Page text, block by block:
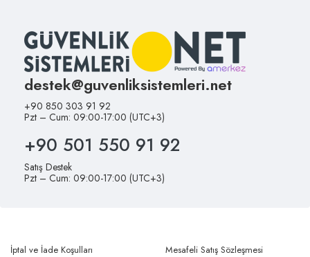
destek@guvenliksistemleri.net
+90 850 303 91 92
Pzt – Cum: 09:00-17:00 (UTC+3)
+90 501 550 91 92
Satış Destek
Pzt – Cum: 09:00-17:00 (UTC+3)
İptal ve İade Koşulları
Mesafeli Satış Sözleşmesi